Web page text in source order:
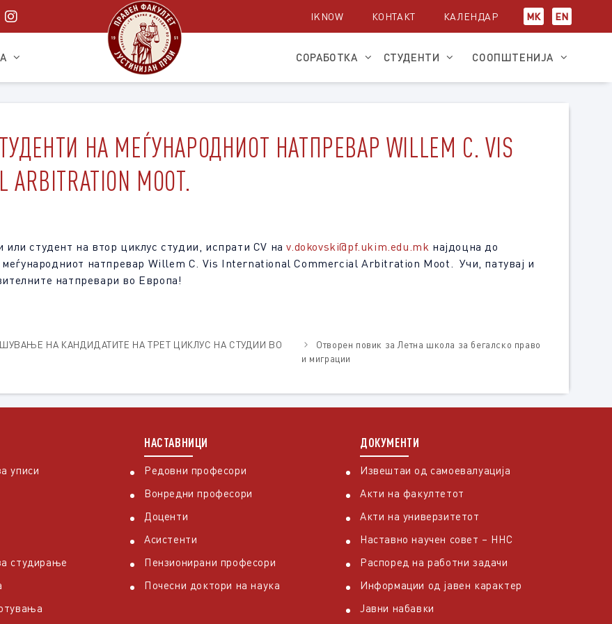
IKNOW КОНТАКТ КАЛЕНДАР МК EN
СОРАБОТКА СТУДЕНТИ СООПШТЕНИЈА
НА МЕЃУНАРОДНИОТ НАТПРЕВАР WILLEM C. VIS
ARBITRATION MOOT.
студент на втор циклус студии, испрати CV наv.dokovski@pf.ukim.edu.mk најдоцна до
меѓународниот натпревар Willem C. Vis International Commercial Arbitration Moot. Учи, патувај и
натпревари во Европа!
НА КАНДИДАТИТЕ НА ТРЕТ ЦИКЛУС НА СТУДИИ ВО
Отворен повик за Летна школа за бегалско право
и миграции
уписи
студирање
НАСТАВНИЦИ
Редовни професори
Вонредни професори
Доценти
Асистенти
Пензионирани професори
Почесни доктори на наука
ДОКУМЕНТИ
Извештаи од самоевалуација
Акти на факултетот
Акти на универзитетот
Наставно научен совет – ННС
Распоред на работни задачи
Информации од јавен карактер
Јавни набавки